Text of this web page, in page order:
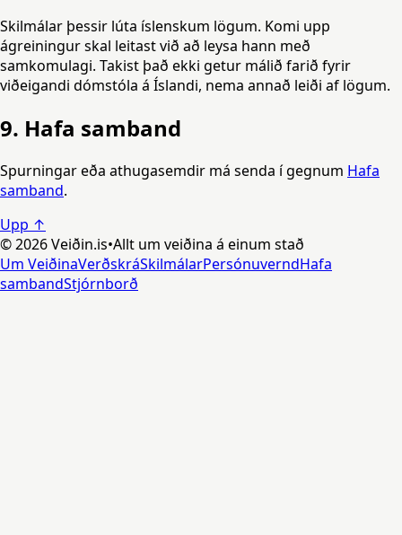
Skilmálar þessir lúta íslenskum lögum. Komi upp
ágreiningur skal leitast við að leysa hann með
samkomulagi. Takist það ekki getur málið farið fyrir
viðeigandi dómstóla á Íslandi, nema annað leiði af lögum.
9. Hafa samband
Spurningar eða athugasemdir má senda í gegnum Hafa
samband.
Upp ↑
©2026Veiðin.is•Allt um veiðina á einum stað
Um VeiðinaVerðskráSkilmálarPersónuverndHafa
sambandStjórnborð